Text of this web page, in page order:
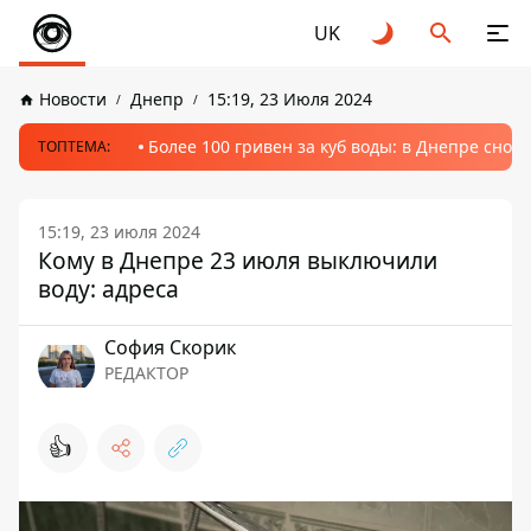
UK
Новости Днепр 15:19, 23 Июля 2024
ТОПТЕМА: Более 100 гривен за куб воды: в Днепре
15:19, 23 июля 2024
Кому в Днепре 23 июля выключили
воду: адреса
София Скорик
РЕДАКТОР
👍